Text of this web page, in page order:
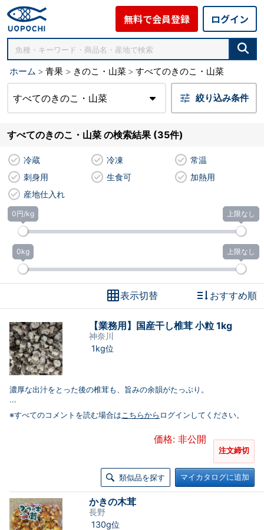
無料で会員登録 ログイン
ホーム 青果 きのこ・山菜 すべてのきのこ・山菜
すべてのきのこ・山菜 絞り込み条件
すべてのきのこ・山菜 の検索結果 (35件)
冷蔵 冷凍
常温
刺身用
生食可
加熱用
産地仕入れ
0円/kg 上限なし
0kg 上限なし
表示切替 おすすめ順
【業務用】国産干し椎茸 小粒 1kg
神奈川
1kg位
濃厚な出汁をとった後の椎茸も、旨みの余韻がたっぷり。
...
※すべてのコメントを読む場合はこちらから ログインしてください。
価格: 非公開
注文締切
類似品を探す マイカタログに追加
かきの木茸
長野
130g位